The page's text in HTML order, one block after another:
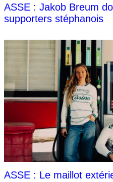
ASSE : Jakob Breum
supporters stéphanois
ASSE : Le maillot